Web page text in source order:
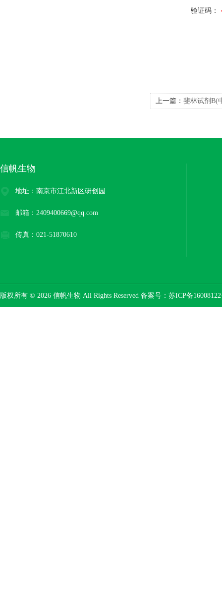
验证码：
上一篇： 斐林试剂B(
信帆生物
地址：南京市江北新区研创园
邮箱：2409400669@qq.com
传真：021-51870610
版权所有 © 2026 信帆生物 All Rights Reserved 备案号： 苏ICP备